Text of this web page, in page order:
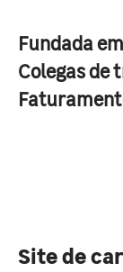
Fundada em
Colegas de
Site de